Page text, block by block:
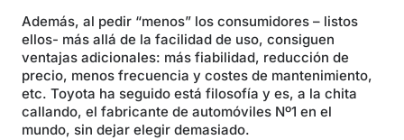
Además, al pedir “menos” los consumidores – listos
ellos- más allá de la facilidad de uso, consiguen
ventajas adicionales: más fiabilidad, reducción de
precio, menos frecuencia y costes de mantenimiento,
etc. Toyota ha seguido está filosofía y es, a la chita
callando, el fabricante de automóviles Nº1 en el
mundo, sin dejar elegir demasiado.